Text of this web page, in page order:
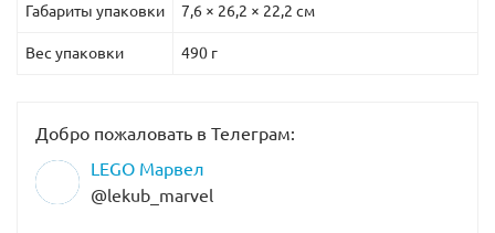
Габариты упаковки 7,6 × 26,2 × 22,2 см
Вес упаковки 490 г
Добро пожаловать в Телеграм:
LEGO Марвел
@lekub_marvel